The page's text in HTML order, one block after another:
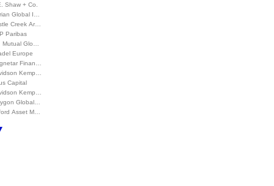
Shaw + Co.
Global I…
Creek Ar…
Paribas
Mutual Glo…
Europe
Finan…
Kemp…
Capital
Kemp…
Global…
Asset M…